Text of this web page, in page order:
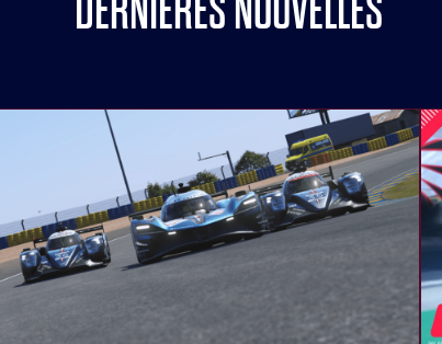
DERNIÈRES NOUVELLES